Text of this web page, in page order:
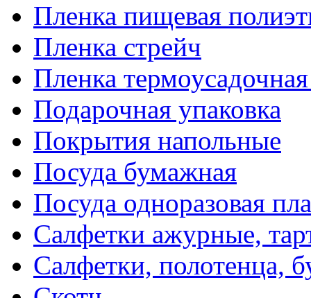
Пленка пищевая
Пленка стрейч
Пленка
Подарочная упаковка
Покрытия напольные
Посуда бумажная
Посуда одноразовая
Салфетки ажурные,
Салфетки, полотенца,